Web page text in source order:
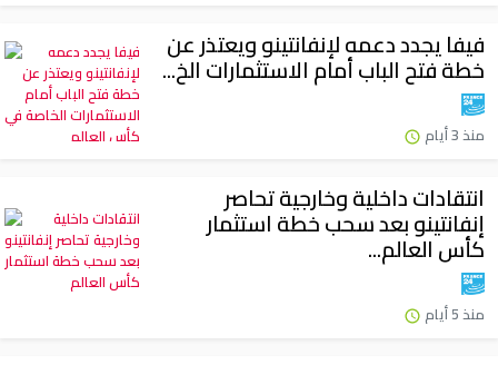
فيفا يجدد دعمه لإنفانتينو ويعتذر عن
خطة فتح الباب أمام الاستثمارات الخ...
منذ 3 أيام
انتقادات داخلية وخارجية تحاصر
إنفانتينو بعد سحب خطة استثمار
كأس العالم...
منذ 5 أيام